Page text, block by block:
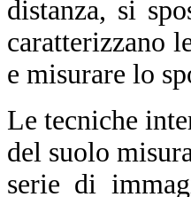
distanza, si
caratterizzano
e misurare lo
Le tecniche
del suolo
serie di